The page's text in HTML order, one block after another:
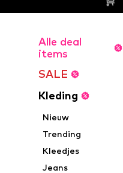
Alle deal
items
SALE
Kleding
Nieuw
Trending
Kleedjes
Jeans